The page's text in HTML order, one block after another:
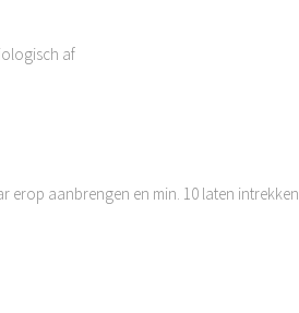
af
erop aanbrengen en min. 10 laten intrekken